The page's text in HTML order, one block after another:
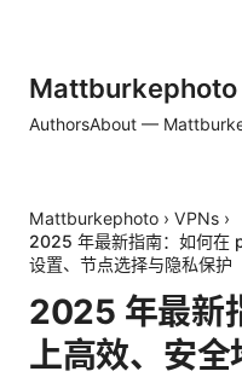
Mattburkephoto
AuthorsAbout —
Mattburkephoto › VPNs ›
2025 年最新指南：如何在
设置、节点选择与隐私保护
2025 年最新
上高效、安